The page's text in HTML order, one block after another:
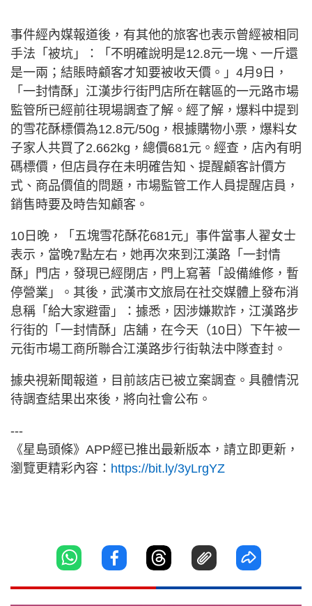
事件經內媒報道後，有其他的旅客也表示曾經被相同
手法「被坑」：「不明確說明是12.8元一塊、一斤還
是一兩；結賬時顧客才知要被收天價。」4月9日，
「一封情酥」江漢步行街門店所在轄區的一元路市場
監管所已經前往現場調查了解。經了解，爆料中提到
的雪花酥標價為12.8元/50g，根據購物小票，爆料女
子家人共買了2.662kg，總價681元。經查，店內有明
碼標價，但店員存在未明確告知、提醒顧客計價方
式、商品價值的問題，市場監管工作人員提醒店員，
銷售時要及時告知顧客。
10日晚，「五塊雪花酥花681元」事件當事人翟女士
表示，當晚7點左右，她再次來到江漢路「一封情
酥」門店，發現已經閉店，門上寫著「設備維修，暫
停營業」。其後，武漢市文旅局在社交媒體上發布消
息稱「給大家避雷」：據悉，因涉嫌欺詐，江漢路步
行街的「一封情酥」店舖，在今天（10日）下午被一
元街市場工商所聯合江漢路步行街執法中隊查封。
據央視新聞報道，目前該店已被立案調查。具體情況
待調查結果出來後，將向社會公布。
---
《星島頭條》APP經已推出最新版本，請立即更新，
瀏覽更精彩內容： https://bit.ly/3yLrgYZ